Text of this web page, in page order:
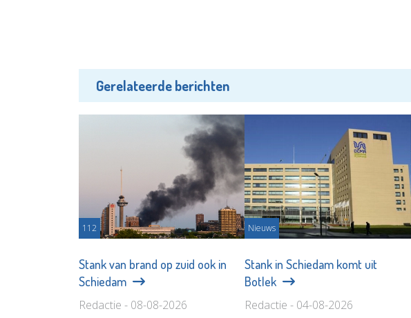
Gerelateerde berichten
112
Stank van brand op zuid ook in
Schiedam
Redactie - 08-08-2026
Nieuws
Stank in Schiedam komt uit
Botlek
Redactie - 04-08-2026